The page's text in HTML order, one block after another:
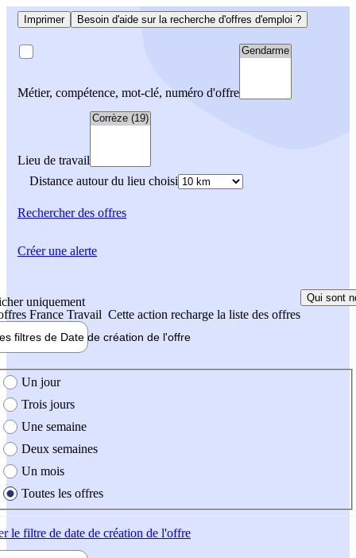
Imprimer Besoin d'aide sur la recherche d'offres d'emploi ?
Métier, compétence, mot-clé, numéro d'offre
Lieu de travail
Distance autour du lieu choisi
Rechercherdes offres
uniquement
France Travail Cette action recharge la liste des offres
Qui sont
filtres de Date de création de l'offre
création de l'offre
Un jour
Trois jours
Une semaine
Deux semaines
Un mois
Toutes les offres
le filtre de date de création de l'offre
Créer une alerte